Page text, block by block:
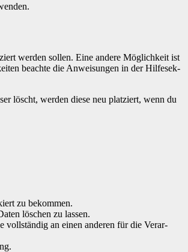
wer­den sollen. Eine andere Möglichkeit ist
beachte die Anweisun­gen in der Hil­fe­sek­
löscht, wer­den diese neu platziert, wenn du
zu bekom­men.
löschen zu lassen.
voll­ständig an einen anderen für die Ver­ar­